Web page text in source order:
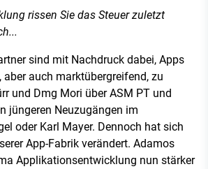
rissen Sie das Steuer zuletzt
sind mit Nachdruck dabei, Apps
aber auch marktübergreifend, zu
und Dmg Mori über ASM PT und
jüngeren Neuzugängen im
oder Karl Mayer. Dennoch hat sich
App-Fabrik verändert. Adamos
Applikationsentwicklung nun stärker